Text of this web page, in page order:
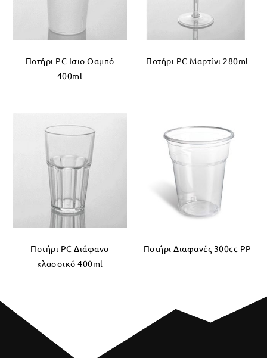
Ποτήρι PC Ισιο Θαμπό
400ml
Ποτήρι PC Mαρτίνι 280ml
Ποτήρι PC Διάφανο
κλασσικό 400ml
Ποτήρι Διαφανές 300cc PP